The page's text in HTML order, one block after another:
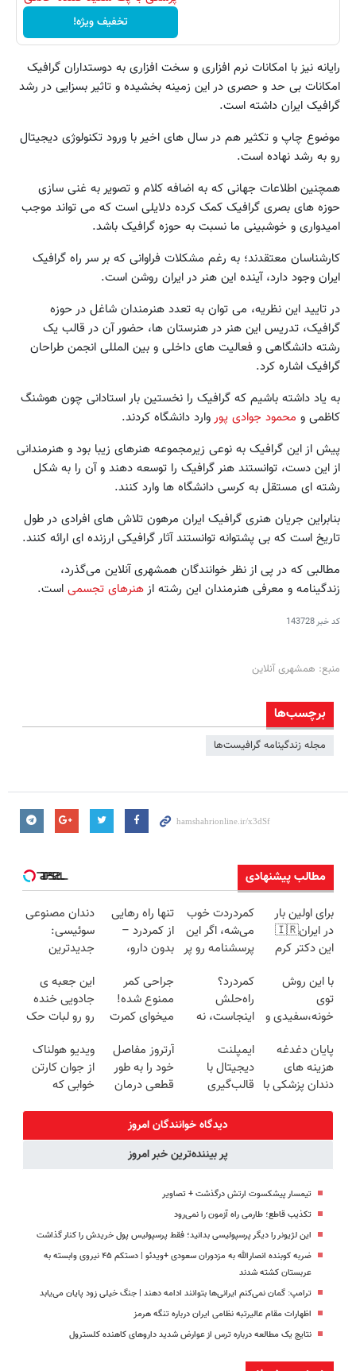
تخفیف ویژه!
رایانه نیز با امکانات نرم افزاری و سخت افزاری به دوستداران گرافیک
امکانات بی حد و حصری در این زمینه بخشیده و تاثیر بسزایی در رشد
گرافیک ایران داشته است.
موضوع چاپ و تکثیر هم در سال های اخیر با ورود تکنولوژی دیجیتال
رو به رشد نهاده است.
همچنین اطلاعات جهانی که به اضافه کلام و تصویر به غنی سازی
حوزه های بصری گرافیک کمک کرده دلایلی است که می تواند موجب
امیدواری و خوشبینی ما نسبت به حوزه گرافیک باشد.
کارشناسان معتقدند؛ به رغم مشکلات فراوانی که بر سر راه گرافیک
ایران وجود دارد، آینده این هنر در ایران روشن است.
در تایید این نظریه، می توان به تعدد هنرمندان شاغل در حوزه
گرافیک، تدریس این هنر در هنرستان ها، حضور آن در قالب یک
رشته دانشگاهی و فعالیت های داخلی و بین المللی انجمن طراحان
گرافیک اشاره کرد.
به یاد داشته باشیم که گرافیک را نخستین بار استادانی چون هوشنگ
کاظمی و محمود جوادی پوروارد دانشگاه کردند.
پیش از این گرافیک به نوعی زیرمجموعه هنرهای زیبا بود و هنرمندانی
از این دست، توانستند هنر گرافیک را توسعه دهند و آن را به شکل
رشته ای مستقل به کرسی دانشگاه ها وارد کنند.
بنابراین جریان هنری گرافیک ایران مرهون تلاش های افرادی در طول
تاریخ است که بی پشتوانه توانستند آثار گرافیکی ارزنده ای ارائه کنند.
مطالبی که در پی از نظر خوانندگان همشهری آنلاین می‌گذرد،
زندگینامه و معرفی هنرمندان این رشته ازهنرهای تجسمی است.
کد خبر143728
منبع: همشهری آنلاین
برچسب‌ها
مجله زندگینامه گرافیست‌ها
مطالب پیشنهادی
برای اولین بار
در ایران🇮🇷
این دکتر کرم
روزه ساخت!
کمردردت خوب
می‌شه، اگر این
پرسشنامه رو پر
تنها راه رهایی
از کمردرد –
بدون دارو،
«فرم پر کن»
دندان مصنوعی
سوئیسی:
جدیدترین
سبک و مقاوم |
پرداخت قسطی
با این روش
توی
خونه،سفیدی و
برگردون
(40%off)
کمردرد؟
راه‌حلش
اینجاست، نه
جراحی کمر
ممنوع شده!
میخوای کمرت
درمان کنی؟
((پرسش‌نامه))
این جعبه ی
جادویی خنده
رو رو لبات حک
خرید40%تخفیف
پایان دغدغه
هزینه های
دندان پزشکی با
ایمپلنت
دیجیتال با
قالب‌گیری
مشاوره رایگان
آرتروز مفاصل
خود را به طور
قطعی درمان
◗پرسش‌نامه◖
ویدیو هولناک
از جوان کارتن
خوابی که
دیدگاه خوانندگان امروز
پر بیننده‌ترین خبر امروز
تیمسار پیشکسوت ارتش درگذشت + تصاویر
تکذیب قاطع؛‌ طارمی راه آزمون را نمی‌رود
این لژیونر را دیگر پرسپولیسی بدانید؛ فقط پرسپولیس پول خریدش را کنار گذاشت
ضربه کوبنده انصارالله به مزدوران سعودی +ویدئو | دستکم ۴۵ نیروی وابسته به
عربستان کشته شدند
ترامپ: گمان نمی‌کنم ایرانی‌ها بتوانند ادامه دهند | جنگ خیلی زود پایان می‌یابد
اظهارات مقام عالیرتبه نظامی ایران درباره تنگه هرمز
نتایج یک مطالعه درباره ترس از عوارض شدید داروهای کاهنده کلسترول